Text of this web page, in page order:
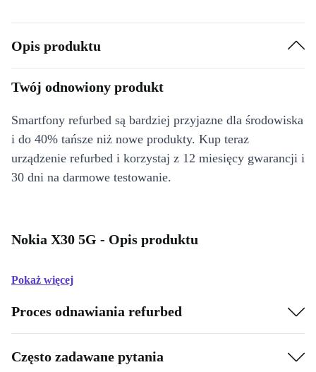
Opis produktu
Twój odnowiony produkt
Smartfony refurbed są bardziej przyjazne dla środowiska
i do 40% tańsze niż nowe produkty. Kup teraz
urządzenie refurbed i korzystaj z 12 miesięcy gwarancji i
30 dni na darmowe testowanie.
Nokia X30 5G - Opis produktu
Pokaż więcej
Proces odnawiania refurbed
Często zadawane pytania